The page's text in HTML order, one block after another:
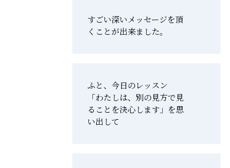
すごい深いメッセージを頂
くことが出来ました。
ふと、今日のレッスン
「わたしは、別の見方で見
ることを決心します」を思
い出して